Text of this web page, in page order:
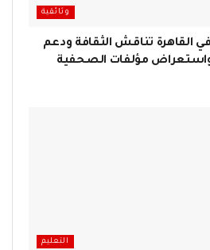
وثائقية
في القاهرة تناقش الثقافة ودعم
مؤلفات الصحفية
التعليم